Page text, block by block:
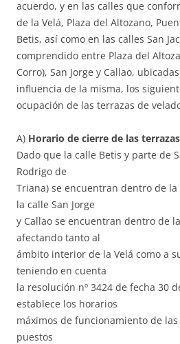
acuerdo, y en las calles que
de la Velá, Plaza del Altozano,
Betis, así como en las calles San
comprendido entre Plaza del
Corro), San Jorge y Callao,
influencia de la misma, los
ocupación de las terrazas de
A) Horario de cierre de las
Dado que la calle Betis y parte de
Rodrigo de
Triana) se encuentran dentro de la
la calle San Jorge
y Callao se encuentran dentro de
afectando tanto al
ámbito interior de la Velá como a
teniendo en cuenta
la resolución nº 3424 de fecha 30
establece los horarios
máximos de funcionamiento de
puestos